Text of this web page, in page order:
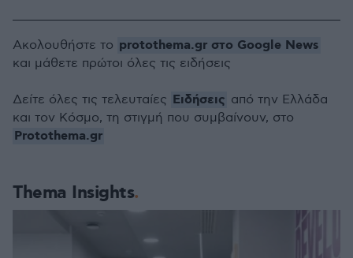
Thema Insights
Ακολουθήστε το protothema.gr στο Google News
και μάθετε πρώτοι όλες τις ειδήσεις
Δείτε όλες τις τελευταίες Ειδήσεις από την Ελλάδα
και τον Κόσμο, τη στιγμή που συμβαίνουν, στο
Protothema.gr